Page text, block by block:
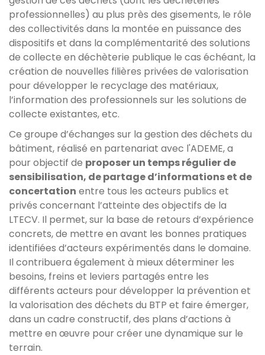
professionnelles) au plus près des gisements, le rôle
des collectivités dans la montée en puissance des
dispositifs et dans la complémentarité des solutions
de collecte en déchèterie publique le cas échéant, la
création de nouvelles filières privées de valorisation
pour développer le recyclage des matériaux,
l’information des professionnels sur les solutions de
collecte existantes, etc.
Ce groupe d’échanges sur la gestion des déchets du
bâtiment, réalisé en partenariat avec l'ADEME, a
pour objectif de proposer un temps régulier de
sensibilisation, de partage d’informations et de
concertation entre tous les acteurs publics et
privés concernant l’atteinte des objectifs de la
LTECV. Il permet, sur la base de retours d’expérience
concrets, de mettre en avant les bonnes pratiques
identifiées d’acteurs expérimentés dans le domaine.
Il contribuera également à mieux déterminer les
besoins, freins et leviers partagés entre les
différents acteurs pour développer la prévention et
la valorisation des déchets du BTP et faire émerger,
dans un cadre constructif, des plans d’actions à
mettre en œuvre pour créer une dynamique sur le
terrain.